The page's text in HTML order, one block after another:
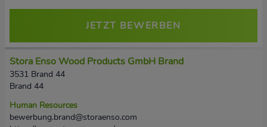
JETZT BEWERBEN
Stora Enso Wood Products GmbH Brand
3531 Brand 44
Brand 44
Human Resources
bewerbung.brand@storaenso.com